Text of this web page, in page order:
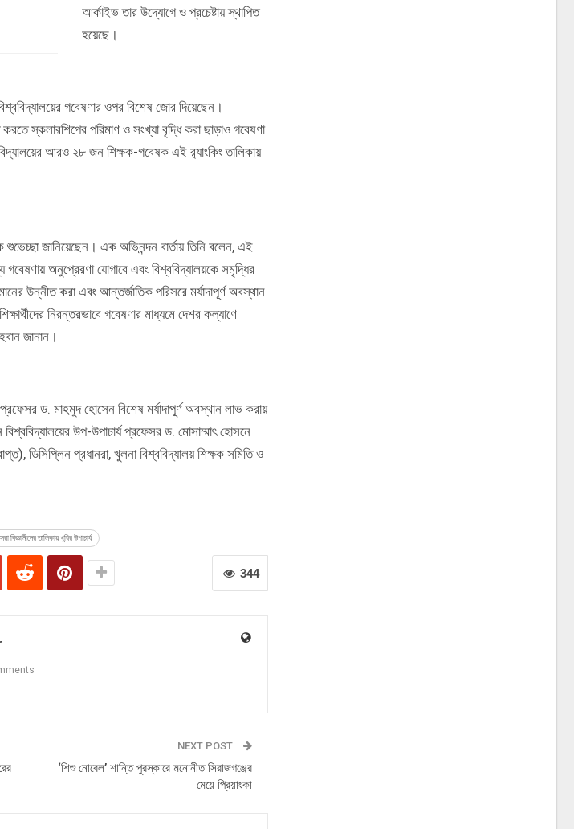
আর্কাইভ তার উদ্যোগে ও প্রচেষ্টায় স্থাপিত
হয়েছে।
গবেষণার ওপর বিশেষ জোর দিয়েছেন।
স্কলারশিপের পরিমাণ ও সংখ্যা বৃদ্ধি করা ছাড়াও গবেষণা
আরও ২৮ জন শিক্ষক-গবেষক এই র‌্যাংকিং তালিকায়
জানিয়েছেন। এক অভিনন্দন বার্তায় তিনি বলেন, এই
গবেষণায় অনুপ্রেরণা যোগাবে এবং বিশ্ববিদ্যালয়কে সমৃদ্ধির
উন্নীত করা এবং আন্তর্জাতিক পরিসরে মর্যাদাপূর্ণ অবস্থান
নিরন্তরভাবে গবেষণার মাধ্যমে দেশর কল্যাণে
জানান।
প্রফেসর ড. মাহমুদ হোসেন বিশেষ মর্যাদাপূর্ণ অবস্থান লাভ করায়
উপ-উপাচার্য প্রফেসর ড. মোসাম্মাৎ হোসনে
ডিসিপ্লিন প্রধানরা, খুলনা বিশ্ববিদ্যালয় শিক্ষক সমিতি ও
বিজ্ঞানীদের তালিকায় খুবির উপাচার্য
344
NEXT POST
‘শিশু নোবেল’ শান্তি পুরস্কারে মনোনীত সিরাজগঞ্জের
মেয়ে প্রিয়াংকা